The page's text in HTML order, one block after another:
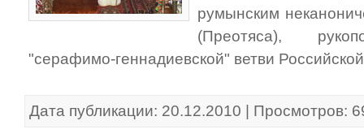
румынским
(Преотяса),
"серафимо-геннадиевской" ветви
Дата публикации: 20.12.2010 | Просмотров: